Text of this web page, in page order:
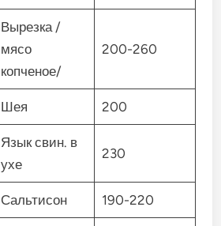
Вырезка /
мясо
копченое/
200-260
Шея 200
Язык свин. в
ухе
230
Сальтисон 190-220